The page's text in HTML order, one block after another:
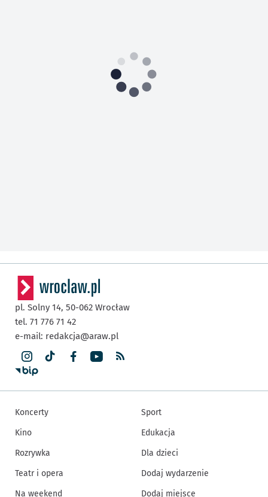
pl. Solny 14, 50-062 Wrocław
tel. 71 776 71 42
e-mail: redakcja@araw.pl
Koncerty
Kino
Rozrywka
Teatr i opera
Na weekend
Sport
Edukacja
Dla dzieci
Dodaj wydarzenie
Dodaj miejsce